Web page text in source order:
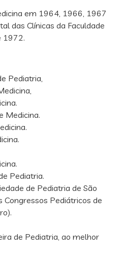
em 1964, 1966, 1967
das Clínicas da Faculdade
1972.
Pediatria,
Medicina.
Pediatria.
de Pediatria de São
Pediátricos de
de Pediatria, ao melhor